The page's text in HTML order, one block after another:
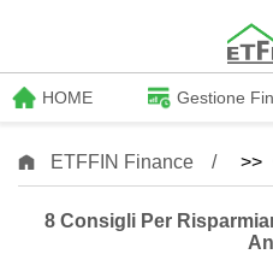
HOME Gestione
ETFFIN Finance >>
8 Consigli Per